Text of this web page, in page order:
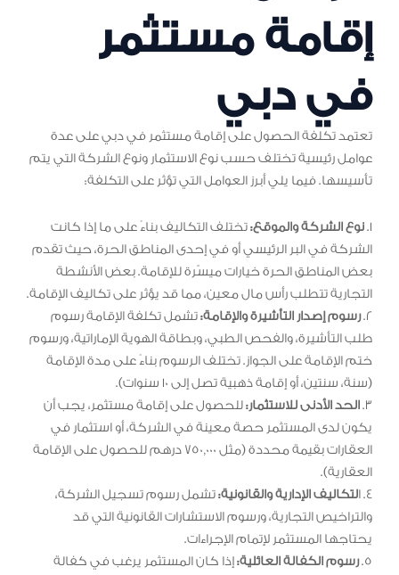
إقامة مستثمر
في دبي
تعتمد تكلفة الحصول على إقامة مستثمر في دبي على عدة
عوامل رئيسية تختلف حسب نوع الاستثمار ونوع الشركة التي يتم
تأسيسها. فيما يلي أبرز العوامل التي تؤثر على التكلفة:
1. نوع الشركة والموقع:تختلف التكاليف بناءً على ما إذا كانت
الشركة في البر الرئيسي أو في إحدى المناطق الحرة، حيث تقدم
بعض المناطق الحرة خيارات ميسّرة للإقامة. بعض الأنشطة
التجارية تتطلب رأس مال معين، مما قد يؤثر على تكاليف الإقامة.
2. رسوم إصدار التأشيرة والإقامة:تشمل تكلفة الإقامة رسوم
طلب التأشيرة، والفحص الطبي، وبطاقة الهوية الإماراتية، ورسوم
ختم الإقامة على الجواز. تختلف الرسوم بناءً على مدة الإقامة
(سنة، سنتين، أو إقامة ذهبية تصل إلى 10 سنوات).
3.
الحد الأدنى للاستثمار:للحصول على إقامة مستثمر، يجب أن
يكون لدى المستثمر حصة معينة في الشركة، أو استثمار في
العقارات بقيمة محددة (مثل 750,000 درهم للحصول على الإقامة
العقارية).
4. ا
لتكاليف الإدارية والقانونية:تشمل رسوم تسجيل الشركة،
والتراخيص التجارية، ورسوم الاستشارات القانونية التي قد
يحتاجها المستثمر لإتمام الإجراءات.
5. رسوم الكفالة العائلية:إذا كان المستثمر يرغب في كفالة